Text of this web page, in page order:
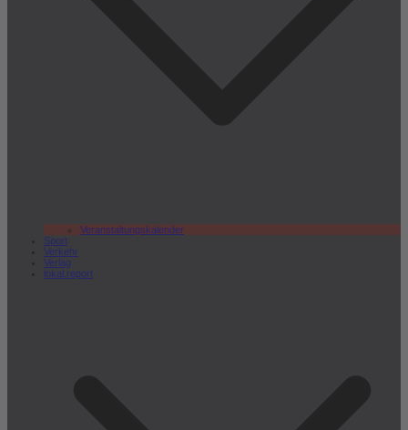
Veranstaltungskalender
Sport
Verkehr
Verlag
lokal.report